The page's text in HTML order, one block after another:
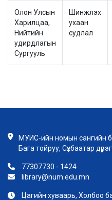
Олон Улсын
Харилцаа,
Нийтийн
удирдлагын
Сургууль
Шинжлэх
ухаан
судлал
МУИС-ийн номын сангийн
Бага тойруу, Сүхбаатар
77307730 - 1424
library@num.edu.mn
Цагийн хуваарь, Холбоо